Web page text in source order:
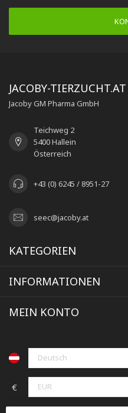
JACOBY-TIERZUCHT.AT
Jacoby GM Pharma GmbH
Teichweg 2
5400 Hallein
Österreich
+43 (0) 6245 / 8951-27
seec@jacoby.at
KATEGORIEN
INFORMATIONEN
MEIN KONTO
€